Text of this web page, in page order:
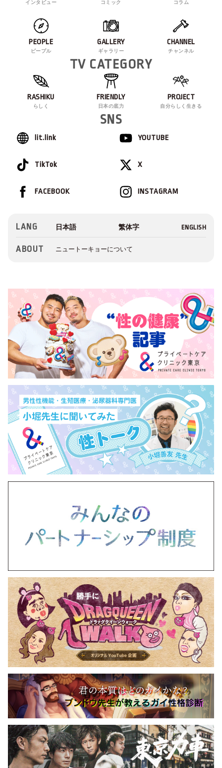
インタビュー コミック コラム
PEOPLE
ピープル
GALLERY
ギャラリー
CHANNEL
チャンネル
TV CATEGORY
RASHIKU
らしく
FRIENDLY
日本の底力
PROJECT
自分らしく生きる
SNS
lit.link YOUTUBE
TikTok X
INSTAGRAM
FACEBOOK
LANG
ABOUT ニュートーキョーについて